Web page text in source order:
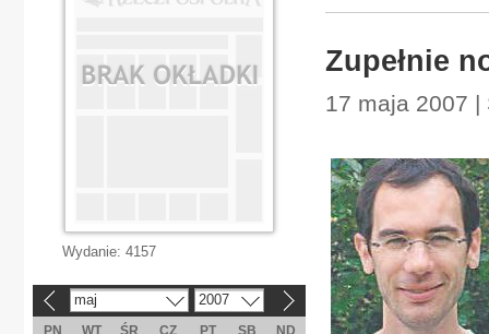
Zupełnie
17 maja 2007 |
Wydanie: 4157
maj 2007
PN WT ŚR CZ PT SB
ND